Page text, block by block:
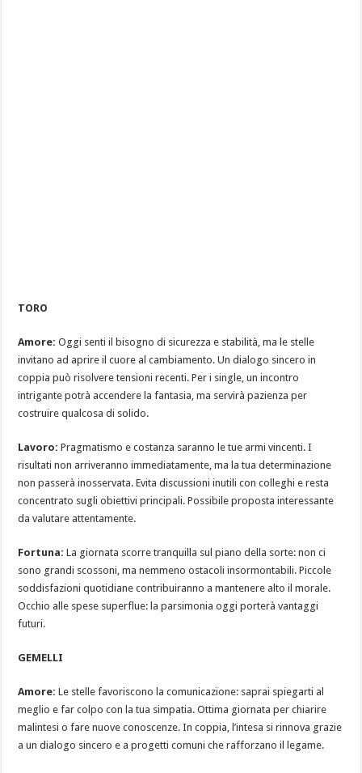
TORO
Amore: Oggi senti il bisogno di sicurezza e stabilità, ma le stelle
invitano ad aprire il cuore al cambiamento. Un dialogo sincero in
coppia può risolvere tensioni recenti. Per i single, un incontro
intrigante potrà accendere la fantasia, ma servirà pazienza per
costruire qualcosa di solido.
Lavoro: Pragmatismo e costanza saranno le tue armi vincenti. I
risultati non arriveranno immediatamente, ma la tua determinazione
non passerà inosservata. Evita discussioni inutili con colleghi e resta
concentrato sugli obiettivi principali. Possibile proposta interessante
da valutare attentamente.
Fortuna: La giornata scorre tranquilla sul piano della sorte: non ci
sono grandi scossoni, ma nemmeno ostacoli insormontabili. Piccole
soddisfazioni quotidiane contribuiranno a mantenere alto il morale.
Occhio alle spese superflue: la parsimonia oggi porterà vantaggi
futuri.
GEMELLI
Amore: Le stelle favoriscono la comunicazione: saprai spiegarti al
meglio e far colpo con la tua simpatia. Ottima giornata per chiarire
malintesi o fare nuove conoscenze. In coppia, l’intesa si rinnova grazie
a un dialogo sincero e a progetti comuni che rafforzano il legame.